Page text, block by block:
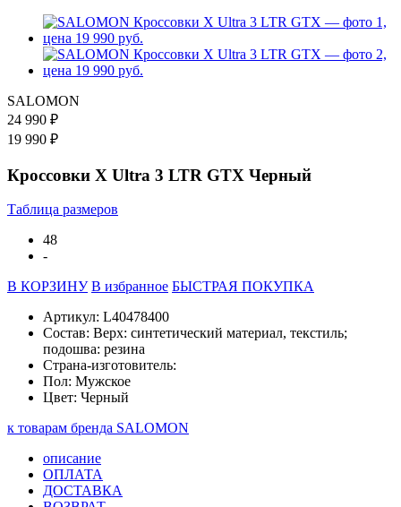
SALOMON
24 990 ₽
19 990 ₽
Кроссовки X Ultra 3 LTR GTX Черный
Таблица размеров
48
-
В КОРЗИНУ В избранное БЫСТРАЯ ПОКУПКА
Артикул: L40478400
Состав: Верх: синтетический материал, текстиль;
подошва: резина
Страна-изготовитель:
Пол: Мужское
Цвет: Черный
к товарам бренда SALOMON
описание
ОПЛАТА
ДОСТАВКА